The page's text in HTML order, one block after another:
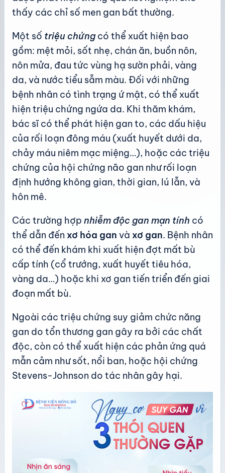
thấy các chỉ số men gan bất thường.
Một số triệu chứngcó thể xuất hiện bao
gồm: mệt mỏi, sốt nhẹ, chán ăn, buồn nôn,
nôn mửa, đau tức vùng hạ sườn phải, vàng
da, và nước tiểu sẫm màu. Đối với những
bệnh nhân có tình trạng ứ mật, có thể xuất
hiện triệu chứng ngứa da. Khi thăm khám,
bác sĩ có thể phát hiện gan to, các dấu hiệu
của rối loạn đông máu (xuất huyết dưới da,
chảy máu niêm mạc miệng…), hoặc các triệu
chứng của hội chứng não gan như rối loạn
định hướng không gian, thời gian, lú lẫn, và
hôn mê.
Các trường hợp nhiễm độc gan mạn tính có
thể dẫn đến xơ hóa gan và xơ gan. Bệnh nhân
có thể đến khám khi xuất hiện đợt mất bù
cấp tính (cổ trướng, xuất huyết tiêu hóa,
vàng da…) hoặc khi xơ gan tiến triển đến giai
đoạn mất bù.
Ngoài các triệu chứng suy giảm chức năng
gan do tổn thương gan gây ra bởi các chất
độc, còn có thể xuất hiện các phản ứng quá
mẫn cảm như sốt, nổi ban, hoặc hội chứng
Stevens-Johnson do tác nhân gây hại.